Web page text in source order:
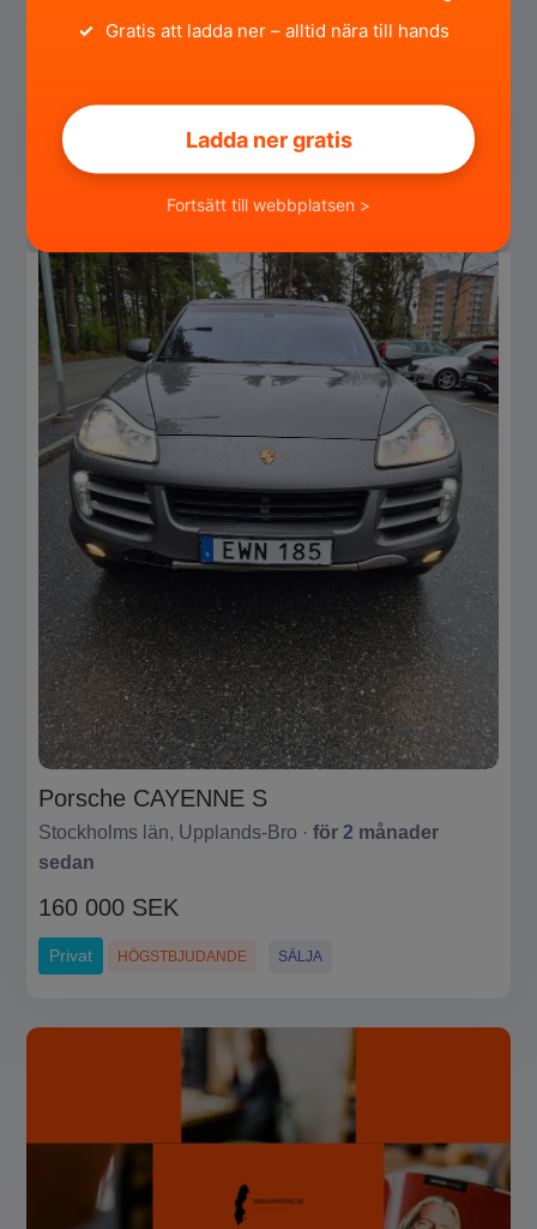
för 2 månader sedan
Porsche CAYENNE S
Stockholms län, Upplands-Bro · för 2 månader
sedan
160 000 SEK
Privat HÖGSTBJUDANDE SÄLJA
✓ Gratis att ladda ner – alltid nära till hands
Ladda ner gratis
Fortsätt till webbplatsen >